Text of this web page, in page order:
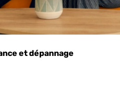
et dépannage